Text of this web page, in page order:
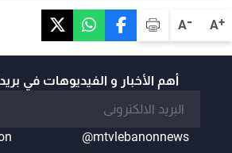
A+
A-
أهم الأخبار و الفيديوهات في
@mtvlebanonnews